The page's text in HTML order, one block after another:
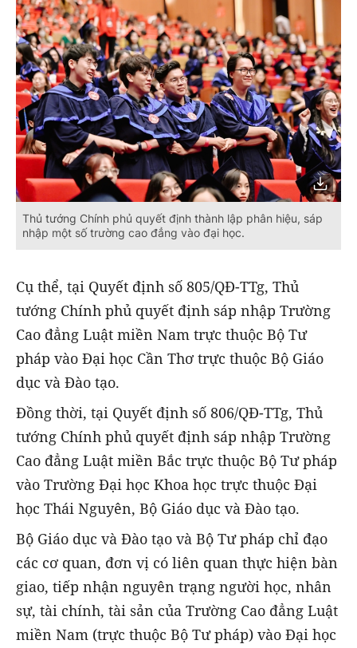
Thủ tướng Chính phủ quyết định thành lập phân hiệu, sáp
nhập một số trường cao đẳng vào đại học.
Cụ thể, tại Quyết định số 805/QĐ-TTg, Thủ
tướng Chính phủ quyết định sáp nhập Trường
Cao đẳng Luật miền Nam trực thuộc Bộ Tư
pháp vào Đại học Cần Thơ trực thuộc Bộ Giáo
dục và Đào tạo.
Đồng thời, tại Quyết định số 806/QĐ-TTg, Thủ
tướng Chính phủ quyết định sáp nhập Trường
Cao đẳng Luật miền Bắc trực thuộc Bộ Tư pháp
vào Trường Đại học Khoa học trực thuộc Đại
học Thái Nguyên, Bộ Giáo dục và Đào tạo.
Bộ Giáo dục và Đào tạo và Bộ Tư pháp chỉ đạo
các cơ quan, đơn vị có liên quan thực hiện bàn
giao, tiếp nhận nguyên trạng người học, nhân
sự, tài chính, tài sản của Trường Cao đẳng Luật
miền Nam (trực thuộc Bộ Tư pháp) vào Đại học